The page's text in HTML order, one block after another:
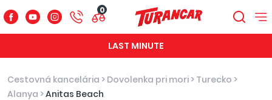
0
LAST MINUTE
Cestovná kancelária > Dovolenka pri mori > Turecko >
Alanya >Anitas Beach